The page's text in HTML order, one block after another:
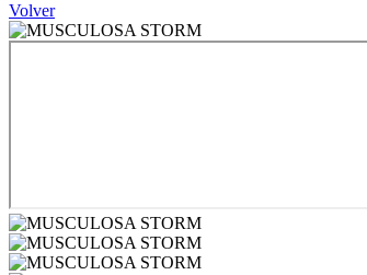
Volver